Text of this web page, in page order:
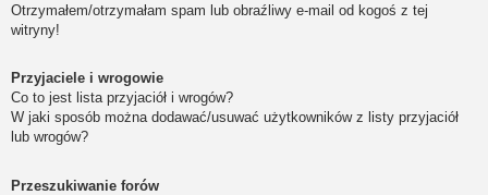
Otrzymałem/otrzymałam spam lub obraźliwy e-mail od kogoś z tej
witryny!
Przyjaciele i wrogowie
Co to jest lista przyjaciół i wrogów?
W jaki sposób można dodawać/usuwać użytkowników z listy przyjaciół
lub wrogów?
Przeszukiwanie forów